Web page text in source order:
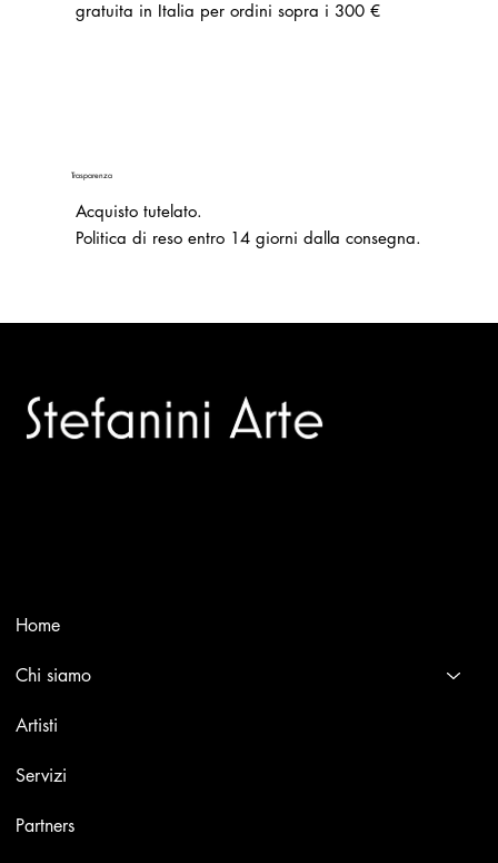
gratuita in Italia per ordini sopra i 300 €
Trasparenza
Acquisto tutelato.
Politica di reso entro 14 giorni dalla consegna.
Home
Chi siamo
Artisti
Servizi
Partners